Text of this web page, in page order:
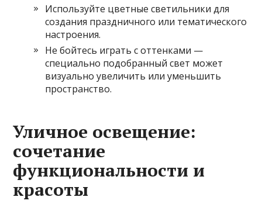
Используйте цветные светильники для
создания праздничного или тематического
настроения.
Не бойтесь играть с оттенками —
специально подобранный свет может
визуально увеличить или уменьшить
пространство.
Уличное освещение:
сочетание
функциональности и
красоты